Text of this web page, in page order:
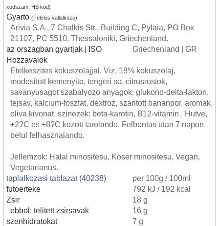
kodszam, HS kod)
Gyarto (Felelos vallalkozo)
Arivia S.A., 7 Chalkis Str., Building C, Pylaia, PO Box
21107, PC 5510, Thessaloniki, Griechenland.
az orszagban gyartjak | ISO
Griechenland | GR
Hozzavalok
Etelkeszites kokuszolajjal. Viz, 18% kokuszolaj,
modositott kemenyito, tengeri so, citrusrostok,
savanyusagot szabalyozo anyagok: glukono-delta-lakton,
tejsav, kalcium-foszfat, dextroz, szaritott bananpor, aromak,
oliva kivonat, szinezek: beta-karotin, B12-vitamin . Hutve,
+2?C es +8?C kozott tarolando. Felbontas utan 7 napon
belul felhasznalando.
Jellemzok: Halal minositesu, Koser minositesu, Vegan,
Vegetarianus.
taplalkozasi tablazat (40238)
per 100g / 100ml
futoerteke
792 kJ / 192 kcal
Zsir
18 g
ebbol: telitett zsirsavak
16 g
szenhidratokat
7 g